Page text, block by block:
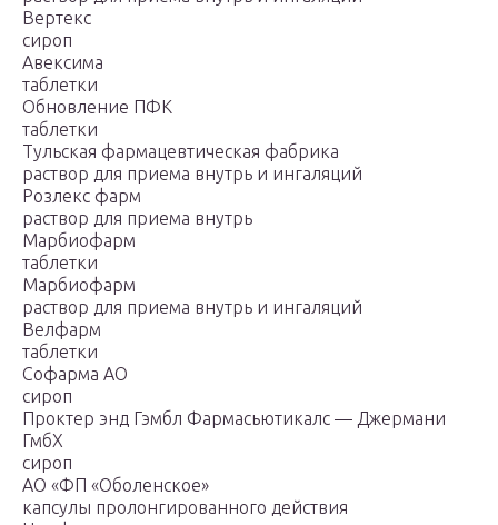
Вертекс
сироп
Авексима
таблетки
Обновление ПФК
таблетки
Тульская фармацевтическая фабрика
раствор для приема внутрь и ингаляций
Розлекс фарм
раствор для приема внутрь
Марбиофарм
таблетки
Марбиофарм
раствор для приема внутрь и ингаляций
Велфарм
таблетки
Софарма АО
сироп
Проктер энд Гэмбл Фармасьютикалс — Джермани
ГмбХ
сироп
AO «ФП «Оболенское»
капсулы пролонгированного действия